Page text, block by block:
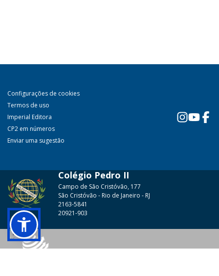
Configurações de cookies
Termos de uso
Imperial Editora
CP2 em números
Enviar uma sugestão
Colégio Pedro II
Campo de São Cristóvão, 177
São Cristóvão - Rio de Janeiro - RJ
2163-5841
20921-903